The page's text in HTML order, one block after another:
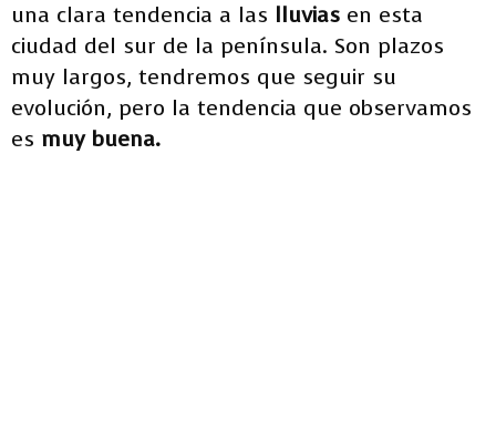
una clara tendencia a las lluvias en esta
ciudad del sur de la península. Son plazos
muy largos, tendremos que seguir su
evolución, pero la tendencia que observamos
es muy buena.